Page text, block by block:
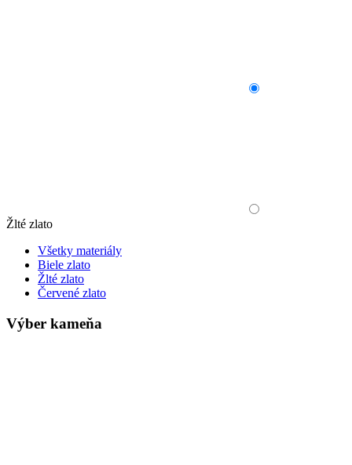
Žlté zlato
Všetky materiály
Biele zlato
Žlté zlato
Červené zlato
Výber kameňa